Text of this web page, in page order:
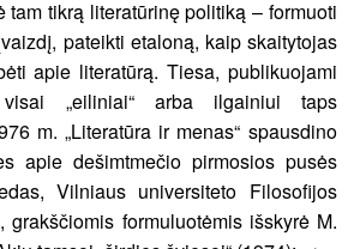
tam tikrą literatūrinę politiką – formuoti
pateikti etaloną, kaip skaitytojas
apie literatūrą. Tiesa, publikuojami
„eiliniai“ arba ilgainiui taps
m. „Literatūra ir menas“ spausdino
apie dešimtmečio pirmosios pusės
Vilniaus universiteto Filosofijos
grakščiomis formuluotėmis išskyrė M.